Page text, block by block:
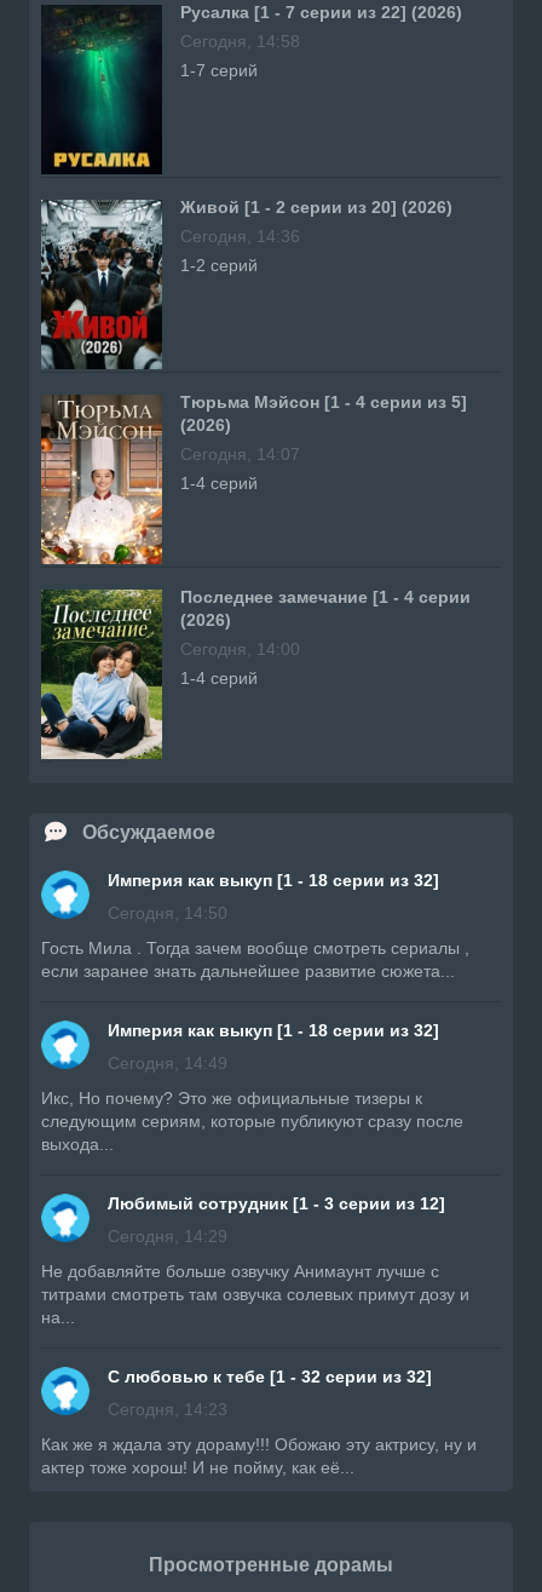
Русалка [1 - 7 серии из 22] (2026)
Сегодня, 14:58
1-7 серий
Живой [1 - 2 серии из 20] (2026)
Сегодня, 14:36
1-2 серий
Тюрьма Мэйсон [1 - 4 серии из 5]
(2026)
Сегодня, 14:07
1-4 серий
Последнее замечание [1 - 4 серии
(2026)
Сегодня, 14:00
1-4 серий
Обсуждаемое
Империя как выкуп [1 - 18 серии из 32]
Сегодня, 14:50
Гость Мила . Тогда зачем вообще смотреть сериалы ,
если заранее знать дальнейшее развитие сюжета...
Империя как выкуп [1 - 18 серии из 32]
Сегодня, 14:49
Икс, Но почему? Это же официальные тизеры к
следующим сериям, которые публикуют сразу после
выхода...
Любимый сотрудник [1 - 3 серии из 12]
Сегодня, 14:29
Не добавляйте больше озвучку Анимаунт лучше с
титрами смотреть там озвучка солевых примут дозу и
на...
С любовью к тебе [1 - 32 серии из 32]
Сегодня, 14:23
Как же я ждала эту дораму!!! Обожаю эту актрису, ну и
актер тоже хорош! И не пойму, как её...
Просмотренные дорамы